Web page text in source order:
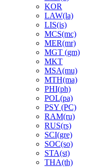
KOR
LAW(la)
LIS(is)
MCS(mc)
MER(mr)
MGT (gm)
MKT
MSA(mu)
MTH(ma)
PHI(ph)
POL(pa)
PSY (PC)
RAM(ru)
RUS(rs)
SCI(gre)
SOC(so)
STA(st)
THA(th)